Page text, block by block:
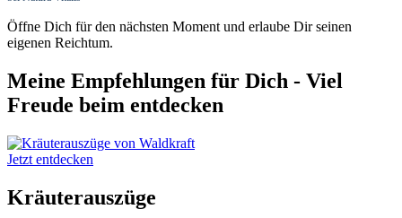
Öffne Dich für den nächsten Moment und erlaube Dir seinen
eigenen Reichtum.
Meine Empfehlungen für Dich - Viel
Freude beim entdecken
Jetzt entdecken
Kräuterauszüge